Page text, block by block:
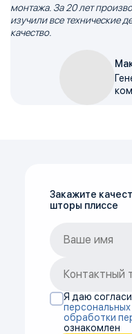
монтажа. За 20 лет
изучили все технические
качество.
Закажите
шторы плиссе
Я даю
обработки
ознакомлен